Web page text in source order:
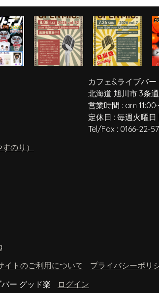
のり）
カフェ&ライブバー
北海道 旭川市 3条
営業時間 : am 11:00~
定休日 : 毎週火曜日
Tel/Fax : 0166-22-
イトのご利用について
プライバシーポリ
ー グッド楽
ログイン